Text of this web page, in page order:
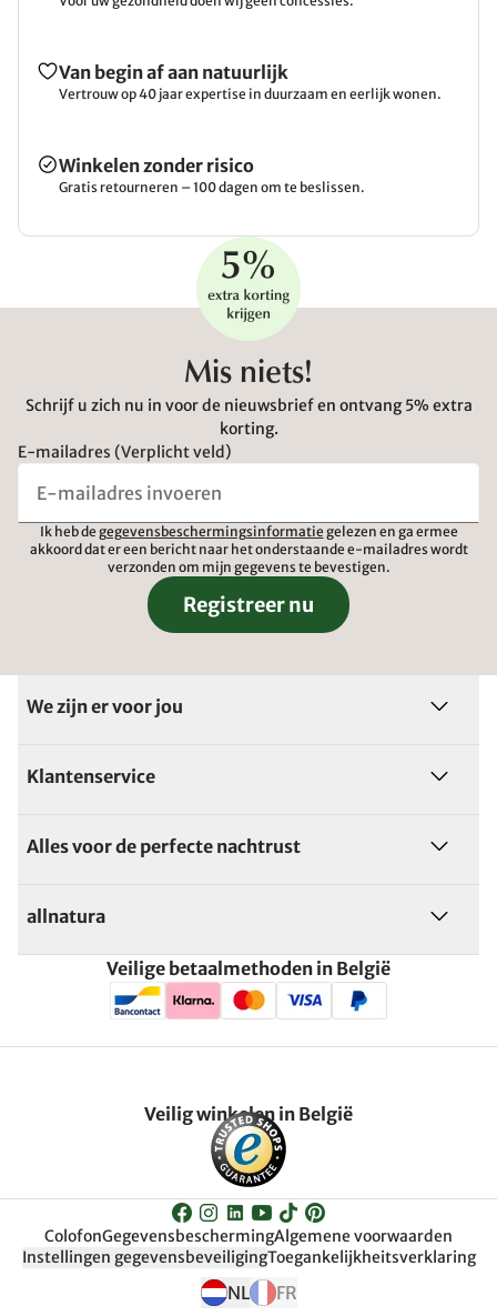
Van begin af aan natuurlijk
Vertrouw op 40 jaar expertise in duurzaam en eerlijk wonen.
Winkelen zonder risico
Gratis retourneren – 100 dagen om te beslissen.
Mis niets!
Schrijf u zich nu in voor de nieuwsbrief en ontvang 5% extra
korting.
E-mailadres (Verplicht veld)
Ik heb de gegevensbeschermingsinformatie gelezen en ga ermee
akkoord dat er een bericht naar het onderstaande e-mailadres wordt
verzonden om mijn gegevens te bevestigen.
Registreer nu
We zijn er voor jou
Klantenservice
Alles voor de perfecte nachtrust
allnatura
Veilige betaalmethoden in België
Veilig winkelen in België
ColofonGegevensbeschermingAlgemene voorwaarden
Instellingen gegevensbeveiligingToegankelijkheitsverklaring
NL FR